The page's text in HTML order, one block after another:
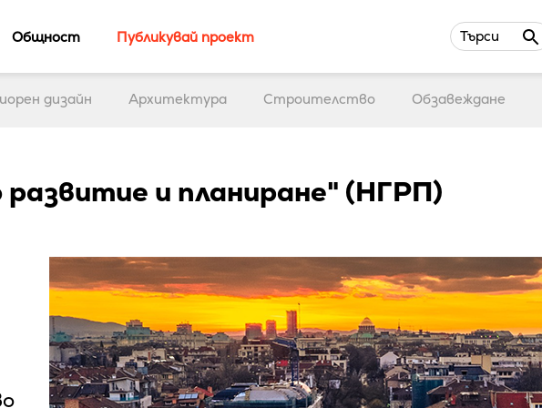
Общност Публикувай проект Търси
дизайн Архитектура Строителство Обзавеждане
развитие и планиране" (НГРП)